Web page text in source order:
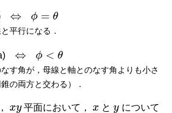
ϕ
平行になる．
ϕ
す角が，母線と軸とのなす角よりも小さ
の両方と交わる）．
平面において， と について